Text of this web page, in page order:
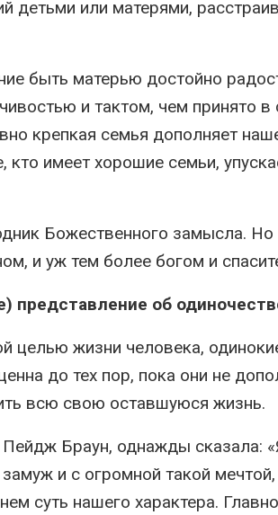
детьми или матерями,
быть матерью достойно
и тактом, чем принято
крепкая семья дополняет
кто имеет хорошие семьи,
Божественного замысла.
и уж тем более богом и
представление об
целью жизни человека,
до тех пор, пока они не
всю свою оставшуюся жизнь.
Браун, однажды сказала:
и с огромной такой
суть нашего характера.